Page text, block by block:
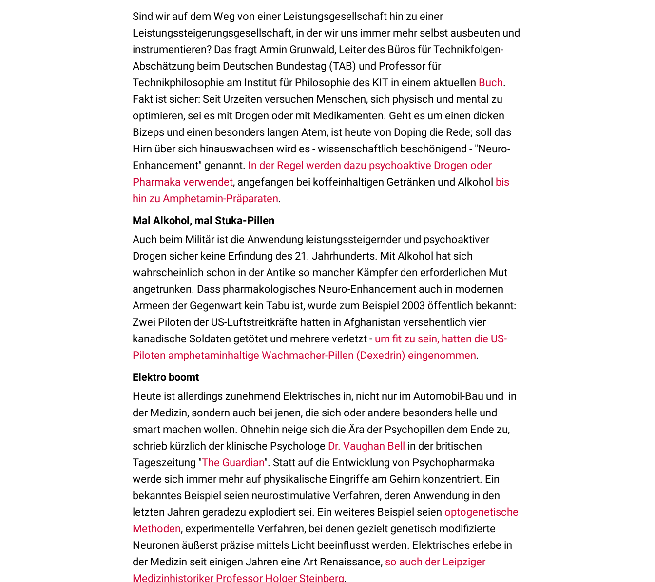
Sind wir auf dem Weg von einer Leistungsgesellschaft hin zu einer
Leistungssteigerungsgesellschaft, in der wir uns immer mehr selbst ausbeuten und
instrumentieren? Das fragt Armin Grunwald, Leiter des Büros für Technikfolgen-
Abschätzung beim Deutschen Bundestag (TAB) und Professor für
Technikphilosophie am Institut für Philosophie des KIT in einem aktuellen Buch.
Fakt ist sicher: Seit Urzeiten versuchen Menschen, sich physisch und mental zu
optimieren, sei es mit Drogen oder mit Medikamenten. Geht es um einen dicken
Bizeps und einen besonders langen Atem, ist heute von Doping die Rede; soll das
Hirn über sich hinauswachsen wird es - wissenschaftlich beschönigend - "Neuro-
Enhancement" genannt. In der Regel werden dazu psychoaktive Drogen oder
Pharmaka verwendet, angefangen bei koffeinhaltigen Getränken und Alkohol bis
hin zu Amphetamin-Präparaten.
Mal Alkohol, mal Stuka-Pillen
Auch beim Militär ist die Anwendung leistungssteigernder und psychoaktiver
Drogen sicher keine Erfindung des 21. Jahrhunderts. Mit Alkohol hat sich
wahrscheinlich schon in der Antike so mancher Kämpfer den erforderlichen Mut
angetrunken. Dass pharmakologisches Neuro-Enhancement auch in modernen
Armeen der Gegenwart kein Tabu ist, wurde zum Beispiel 2003 öffentlich bekannt:
Zwei Piloten der US-Luftstreitkräfte hatten in Afghanistan versehentlich vier
kanadische Soldaten getötet und mehrere verletzt - um fit zu sein, hatten die US-
Piloten amphetaminhaltige Wachmacher-Pillen (Dexedrin) eingenommen.
Elektro boomt
Heute ist allerdings zunehmend Elektrisches in, nicht nur im Automobil-Bau und in
der Medizin, sondern auch bei jenen, die sich oder andere besonders helle und
smart machen wollen. Ohnehin neige sich die Ära der Psychopillen dem Ende zu,
schrieb kürzlich der klinische Psychologe Dr. Vaughan Bell in der britischen
Tageszeitung "The Guardian". Statt auf die Entwicklung von Psychopharmaka
werde sich immer mehr auf physikalische Eingriffe am Gehirn konzentriert. Ein
bekanntes Beispiel seien neurostimulative Verfahren, deren Anwendung in den
letzten Jahren geradezu explodiert sei. Ein weiteres Beispiel seien optogenetische
Methoden, experimentelle Verfahren, bei denen gezielt genetisch modifizierte
Neuronen äußerst präzise mittels Licht beeinflusst werden. Elektrisches erlebe in
der Medizin seit einigen Jahren eine Art Renaissance, so auch der Leipziger
Medizinhistoriker Professor Holger Steinberg.